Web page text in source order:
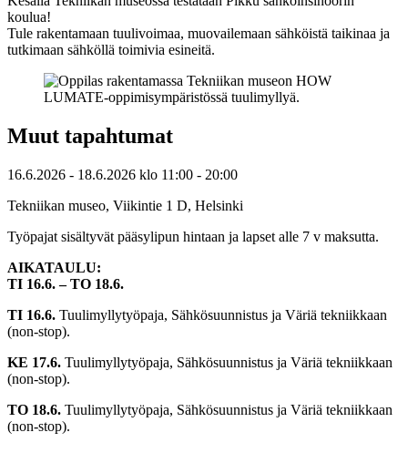
koulua!
Tule rakentamaan tuulivoimaa, muovailemaan sähköistä taikinaa ja
tutkimaan sähköllä toimivia esineitä.
Muut tapahtumat
16.6.2026 - 18.6.2026 klo 11:00 - 20:00
Tekniikan museo, Viikintie 1 D, Helsinki
Työpajat sisältyvät pääsylipun hintaan ja lapset alle 7 v maksutta.
AIKATAULU:
TI 16.6. – TO 18.6.
TI 16.6. Tuulimyllytyöpaja, Sähkösuunnistus ja Väriä tekniikkaan
(non-stop).
KE 17.6. Tuulimyllytyöpaja, Sähkösuunnistus ja Väriä tekniikkaan
(non-stop).
TO 18.6. Tuulimyllytyöpaja, Sähkösuunnistus ja Väriä tekniikkaan
(non-stop).